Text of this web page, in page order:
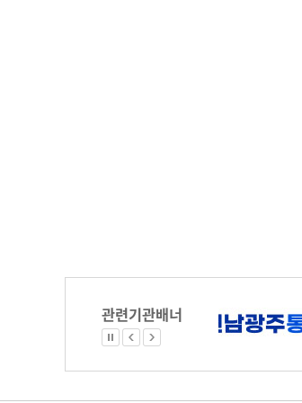
관련기관배너